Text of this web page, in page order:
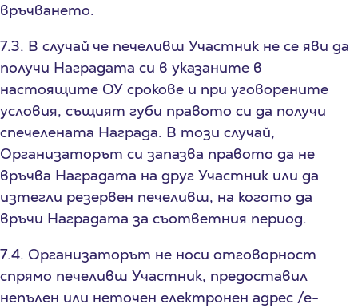
връчването.
7.3. В случай че печеливш Участник не се яви да
получи Наградата си в указаните в
настоящите ОУ срокове и при уговорените
условия, същият губи правото си да получи
спечелената Награда. В този случай,
Организаторът си запазва правото да не
връчва Наградата на друг Участник или да
изтегли резервен печеливш, на когото да
връчи Наградата за съответния период.
7.4. Организаторът не носи отговорност
спрямо печеливш Участник, предоставил
непълен или неточен eлектронен адрес /е-